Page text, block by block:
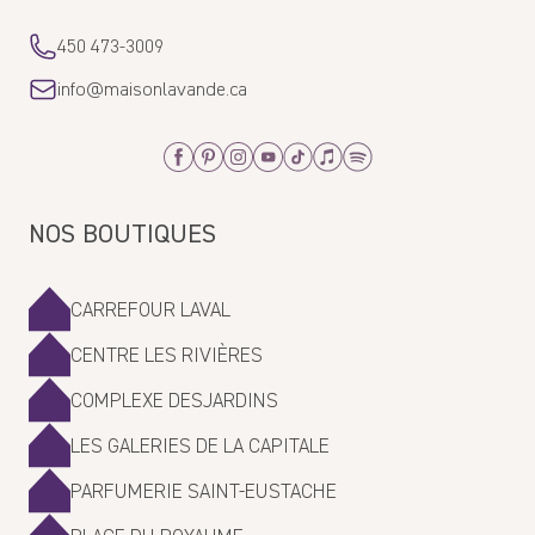
450 473-3009
info@maisonlavande.ca
Facebook
PinterestInstagram
Youtube
TiktokApple_Music
Spotify
NOS BOUTIQUES
CARREFOUR LAVAL
CENTRE LES RIVIÈRES
COMPLEXE DESJARDINS
LES GALERIES DE LA CAPITALE
PARFUMERIE SAINT-EUSTACHE